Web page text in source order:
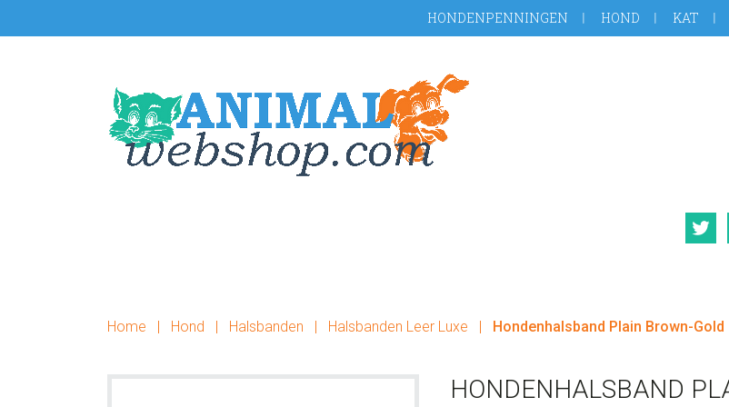
naar
naar
HONDENPENNINGEN HOND KAT
Home | Hond | Halsbanden | Halsbanden Leer Luxe | Hondenhalsband Plain Brown-Gold
HONDENHALSBAND